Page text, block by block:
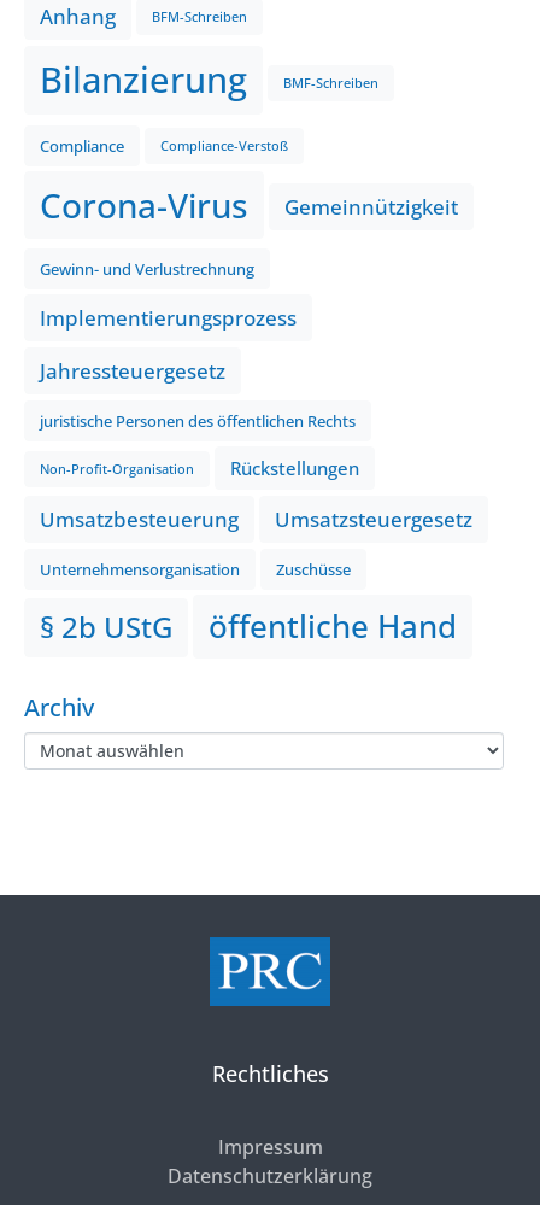
Anhang BFM-Schreiben
Bilanzierung BMF-Schreiben
Compliance Compliance-Verstoß
Corona-Virus Gemeinnützigkeit
Gewinn- und Verlustrechnung
Implementierungsprozess
Jahressteuergesetz
juristische Personen des öffentlichen Rechts
Non-Profit-Organisation Rückstellungen
Umsatzbesteuerung Umsatzsteuergesetz
Unternehmensorganisation Zuschüsse
§ 2b UStG öffentliche Hand
Archiv
Rechtliches
Impressum
Datenschutzerklärung